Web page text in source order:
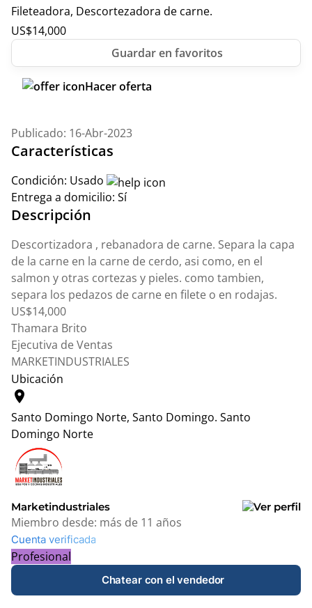
Fileteadora, Descortezadora de carne.
US$14,000
Hacer oferta
Publicado: 16-Abr-2023
Características
Condición: Usado
Entrega a domicilio: Sí
Descripción
Descortizadora , rebanadora de carne. Separa la capa
de la carne en la carne de cerdo, asi como, en el
salmon y otras cortezas y pieles. como tambien,
separa los pedazos de carne en filete o en rodajas.
US$14,000
Thamara Brito
Ejecutiva de Ventas
MARKETINDUSTRIALES
Ubicación
location_on
Santo Domingo Norte, Santo Domingo. Santo
Domingo Norte
+
−
Marketindustriales
Miembro desde: más de 11 años
Cuenta verificada
Profesional
Chatear con el vendedor